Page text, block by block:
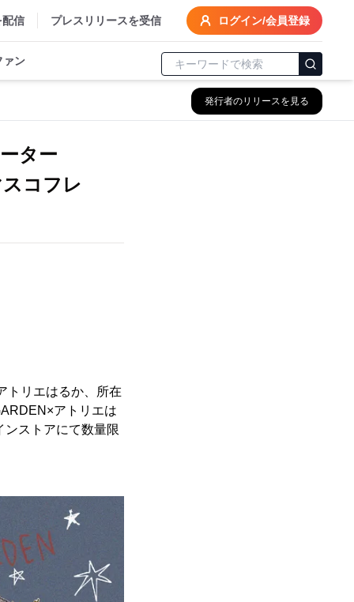
配信 プレスリリースを受信 ログイン/会員登録
ァン
発行者のリリースを見る
ター
スコフレ
トリエはるか、所在
アトリエは
ンストアにて数量限